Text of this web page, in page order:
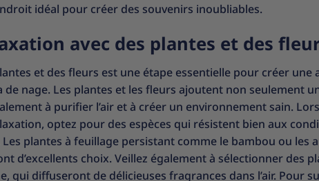
idéal pour créer des souvenirs inoubliables.
avec des plantes et des
et des fleurs est une étape essentielle pour créer une
nage. Les plantes et les fleurs ajoutent non seulement
à purifier l’air et à créer un environnement sain.
optez pour des espèces qui résistent bien aux
plantes à feuillage persistant comme le bambou ou les
d’excellents choix. Veillez également à sélectionner des
qui diffuseront de délicieuses fragrances dans l’air. Pour